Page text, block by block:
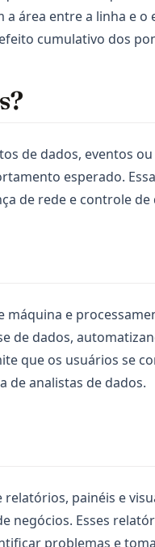
área entre a linha e o
cumulativo dos
de dados, eventos
esperado.
de rede e controle de
máquina e
de dados,
que os usuários se
de analistas de dados.
painéis e
negócios. Esses
problemas e